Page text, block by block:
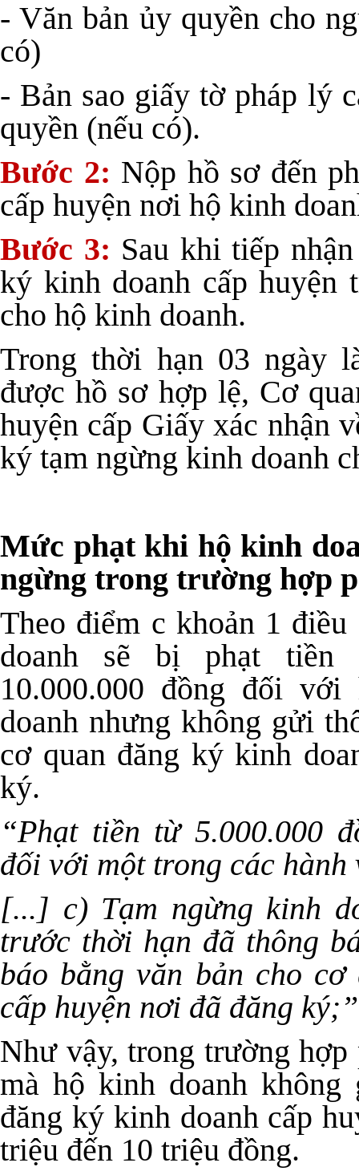
- Văn bản ủy quyền cho
có)
- Bản sao giấy tờ pháp lý
quyền (nếu có).
Bước 2: Nộp hồ sơ đến
cấp huyện nơi hộ kinh
Bước 3: Sau khi tiếp
ký kinh doanh cấp huyện
cho hộ kinh doanh.
Trong thời hạn 03 ngày
được hồ sơ hợp lệ, Cơ
huyện cấp Giấy xác nhận
ký tạm ngừng kinh doanh
Mức phạt khi hộ kinh
ngừng trong trường hợp
Theo điểm c khoản 1
doanh sẽ bị phạt tiền
10.000.000 đồng đối
doanh nhưng không gửi
cơ quan đăng ký kinh
ký.
“Phạt tiền từ 5.000.000
đối với một trong các hành
[...] c) Tạm ngừng kinh
trước thời hạn đã thông
báo bằng văn bản cho
cấp huyện nơi đã đăng ký;”
Như vậy, trong trường
mà hộ kinh doanh
đăng ký kinh doanh cấp
triệu đến 10 triệu đồng.